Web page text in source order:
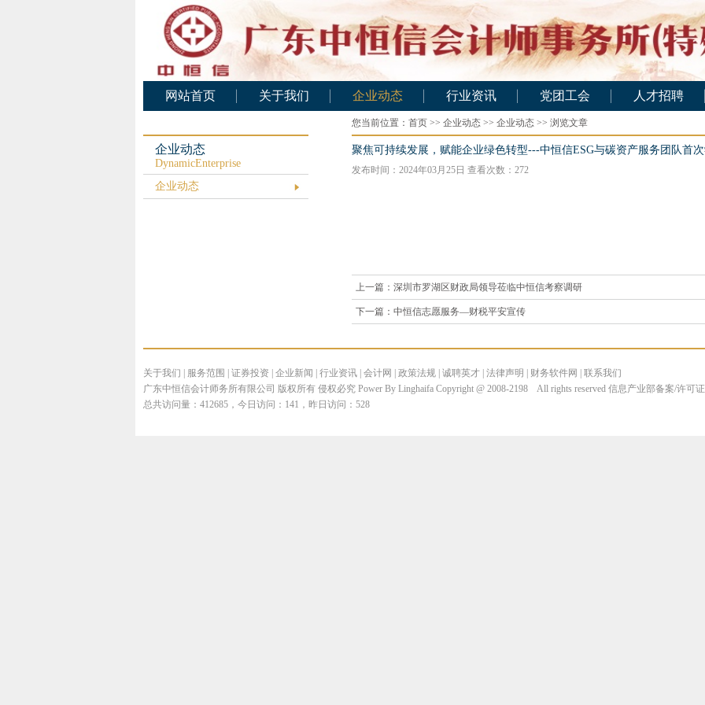
网站首页 关于我们
人力资源
基础设施
企业动态
企业动态
行业资讯
行业资讯
党团工会
党团工会
人才招聘
应聘注师
企业动态
DynamicEnterprise
企业动态
您当前位置： 首页 >> 企业动态 >> 企业动态 >> 浏览文章
聚焦可持续发展，赋能企业绿色转型---中恒信ESG与碳资产服务团队首
发布时间：2024年03月25日 查看次数： 272
上一篇： 深圳市罗湖区财政局领导莅临中恒信考察调研
下一篇： 中恒信志愿服务—财税平安宣传
关于我们 服务范围 证券投资 企业新闻 行业资讯 会计网 政策法规 诚聘英才 法律声明 财务软件网
联系我们
广东中恒信会计师务所有限公司 版权所有 侵权必究 Power By Linghaifa Copyright @ 2008-2198 All rights reserved 信息产业部备案/许可
总共访问量：412685，今日访问：141，昨日访问：528